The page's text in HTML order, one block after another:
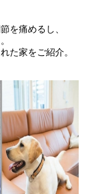
を痛めるし、
た家をご紹介。